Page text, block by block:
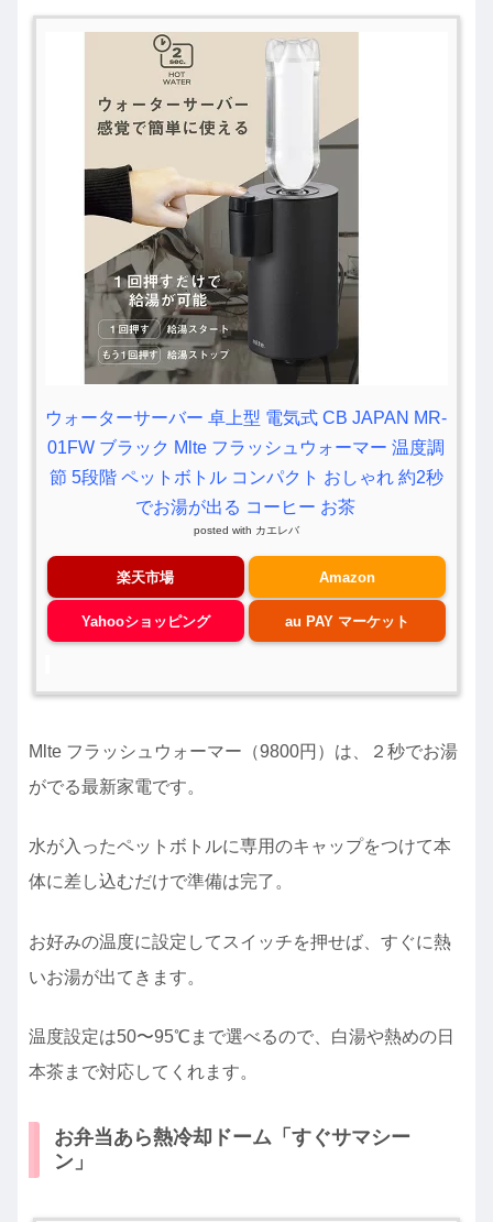
ウォーターサーバー 卓上型 電気式 CB JAPAN MR-
01FW ブラック Mlte フラッシュウォーマー 温度調
節 5段階 ペットボトル コンパクト おしゃれ 約2秒
でお湯が出る コーヒー お茶
posted with カエレバ
楽天市場 Amazon
Yahooショッピング au PAY マーケット
Mlte フラッシュウォーマー（9800円）は、２秒でお湯
がでる最新家電です。
水が入ったペットボトルに専用のキャップをつけて本
体に差し込むだけで準備は完了。
お好みの温度に設定してスイッチを押せば、すぐに熱
いお湯が出てきます。
温度設定は50〜95℃まで選べるので、白湯や熱めの日
本茶まで対応してくれます。
お弁当あら熱冷却ドーム「すぐサマシー
ン」